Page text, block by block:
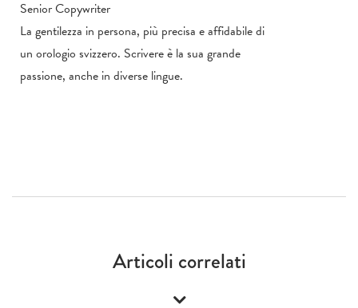
Senior Copywriter
La gentilezza in persona, più precisa e affidabile di
un orologio svizzero. Scrivere è la sua grande
passione, anche in diverse lingue.
Articoli correlati